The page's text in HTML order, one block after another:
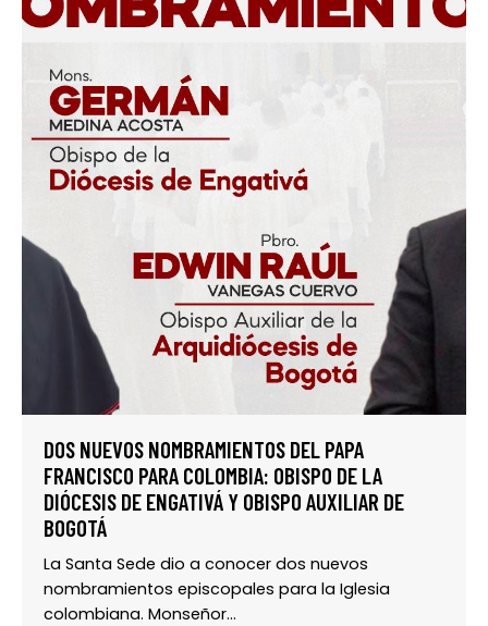
DOS NUEVOS NOMBRAMIENTOS DEL PAPA
FRANCISCO PARA COLOMBIA: OBISPO DE LA
DIÓCESIS DE ENGATIVÁ Y OBISPO AUXILIAR DE
BOGOTÁ
La Santa Sede dio a conocer dos nuevos
nombramientos episcopales para la Iglesia
colombiana. Monseñor...